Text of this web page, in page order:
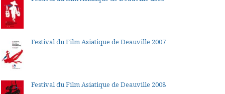
Festival du Film Asiatique de Deauville 2007
Festival du Film Asiatique de Deauville 2008